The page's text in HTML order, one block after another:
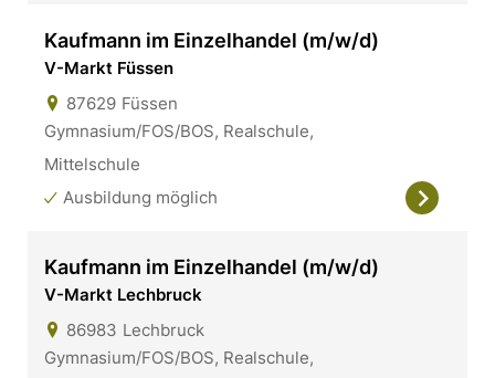
Kaufmann im Einzelhandel (m/w/d)
V-Markt Füssen
87629 Füssen
Gymnasium/FOS/BOS, Realschule,
Mittelschule
Ausbildung möglich
Kaufmann im Einzelhandel (m/w/d)
V-Markt Lechbruck
86983 Lechbruck
Gymnasium/FOS/BOS, Realschule,